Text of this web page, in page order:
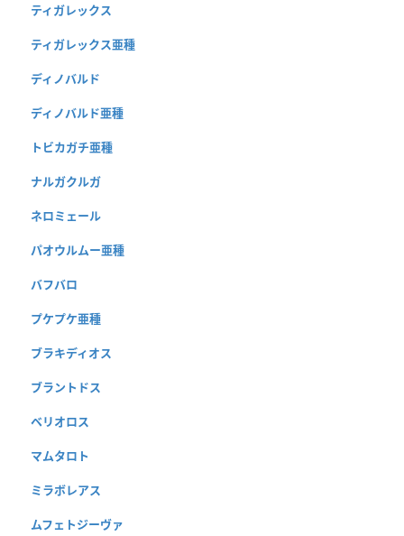
ティガレックス
ティガレックス亜種
ディノバルド
ディノバルド亜種
トビカガチ亜種
ナルガクルガ
ネロミェール
パオウルムー亜種
バフバロ
プケプケ亜種
ブラキディオス
ブラントドス
ベリオロス
マムタロト
ミラボレアス
ムフェトジーヴァ